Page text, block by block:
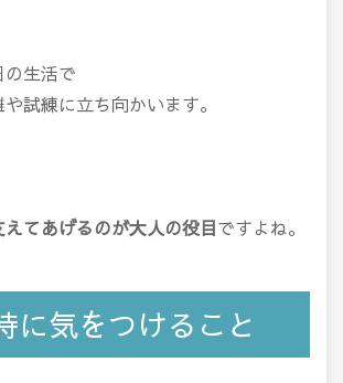
生活で
試練に立ち向かいます。
てあげるのが大人の役目ですよね。
に気をつけること